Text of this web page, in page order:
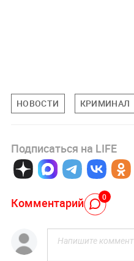
НОВОСТИ КРИМИНАЛ
Подписаться на LIFE
Комментарий 0